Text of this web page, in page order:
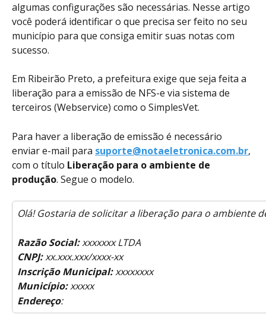
algumas configurações são necessárias. Nesse artigo
você poderá identificar o que precisa ser feito no seu
município para que consiga emitir suas notas com
sucesso.
Em Ribeirão Preto, a prefeitura exige que seja feita a
liberação para a emissão de NFS-e via sistema de
terceiros (Webservice) como o SimplesVet.
Para haver a liberação de emissão é necessário
enviar e-mail para suporte@notaeletronica.com.br,
com o título Liberação para o ambiente de
produção. Segue o modelo.
Olá! Gostaria de solicitar a liberação para o ambiente
Razão Social: xxxxxxx LTDA
CNPJ: xx.xxx.xxx/xxxx-xx
Inscrição Municipal: xxxxxxxx
Município: xxxxx
Endereço: